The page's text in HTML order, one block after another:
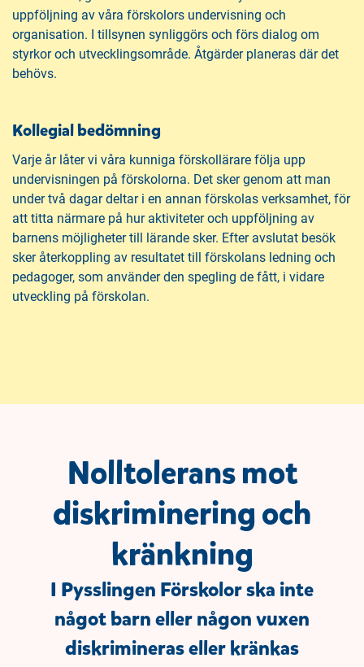
uppföljning av våra förskolors undervisning och
organisation. I tillsynen synliggörs och förs dialog om
styrkor och utvecklingsområde. Åtgärder planeras där det
behövs.
Kollegial bedömning
Varje år låter vi våra kunniga förskollärare följa upp
undervisningen på förskolorna. Det sker genom att man
under två dagar deltar i en annan förskolas verksamhet, för
att titta närmare på hur aktiviteter och uppföljning av
barnens möjligheter till lärande sker. Efter avslutat besök
sker återkoppling av resultatet till förskolans ledning och
pedagoger, som använder den spegling de fått, i vidare
utveckling på förskolan.
Nolltolerans mot
diskriminering och
kränkning
I Pysslingen Förskolor ska inte
något barn eller någon vuxen
diskrimineras eller kränkas